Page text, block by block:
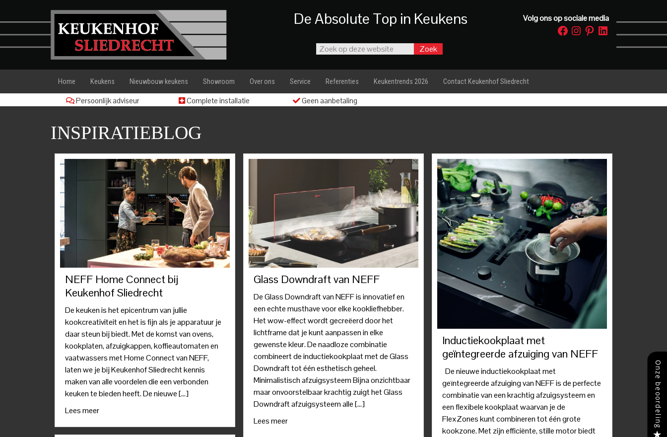
De Absolute Top in Keukens
Volg ons op sociale media
Facebook
Instagram
PinterestLinkedIn
Home Keukens Nieuwbouw keukens Showroom Over ons Service Referenties Keukentrends 2026 Contact Keukenhof Sliedrecht
Persoonlijk adviseur Complete installatie Geen aanbetaling
INSPIRATIEBLOG
NEFF Home Connect bij
Keukenhof Sliedrecht
De keuken is het epicentrum van jullie
kookcreativiteit en het is fijn als je apparatuur je
daar steun bij biedt. Met de komst van ovens,
kookplaten, afzuigkappen, koffieautomaten en
vaatwassers met Home Connect van NEFF,
laten we je bij Keukenhof Sliedrecht kennis
maken van alle voordelen die een verbonden
keuken te bieden heeft. De nieuwe […]
Lees meer
Glass Downdraft van NEFF
De Glass Downdraft van NEFF is innovatief en
een echte musthave voor elke kookliefhebber.
Het wow-effect wordt gecreëerd door het
lichtframe dat je kunt aanpassen in elke
gewenste kleur. De naadloze combinatie
combineert de inductiekookplaat met de Glass
Downdraft tot één esthetisch geheel.
Minimalistisch afzuigsysteem Bijna onzichtbaar
maar onvoorstelbaar krachtig zuigt het Glass
Downdraft afzuigsysteem alle […]
Lees meer
Inductiekookplaat met
geïntegreerde afzuiging van NEFF
De nieuwe inductiekookplaat met
geïntegreerde afzuiging van NEFF is de perfecte
combinatie van een krachtig afzuigsysteem en
een flexibele kookplaat waarvan je de
FlexZones kunt combineren tot één grote
kookzone. Met zijn efficiënte, stille motor biedt